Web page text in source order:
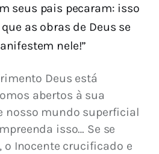
seus pais pecaram: isso
as obras de Deus se
nele!”
Deus está
abertos à sua
nosso mundo superficial
isso… Se se
o Inocente crucificado e